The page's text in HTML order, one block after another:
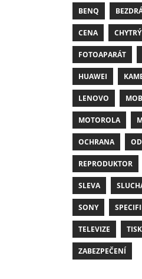
BENQ
CENA CHYTRÝ
FOTOAPARÁT
HUAWEI
LENOVO
MOTOROLA
OCHRANA
REPRODUKTOR
SLEVA
SONY
TELEVIZE TISK
ZABEZPEČENÍ